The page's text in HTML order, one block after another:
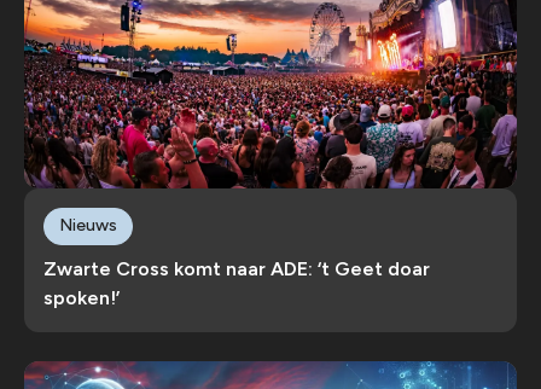
Zwarte Cross komt naar ADE: ‘t Geet doar
spoken!’
Nieuws